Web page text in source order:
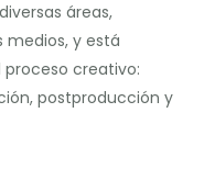
áreas,
medios, y está
creativo:
postproducción y